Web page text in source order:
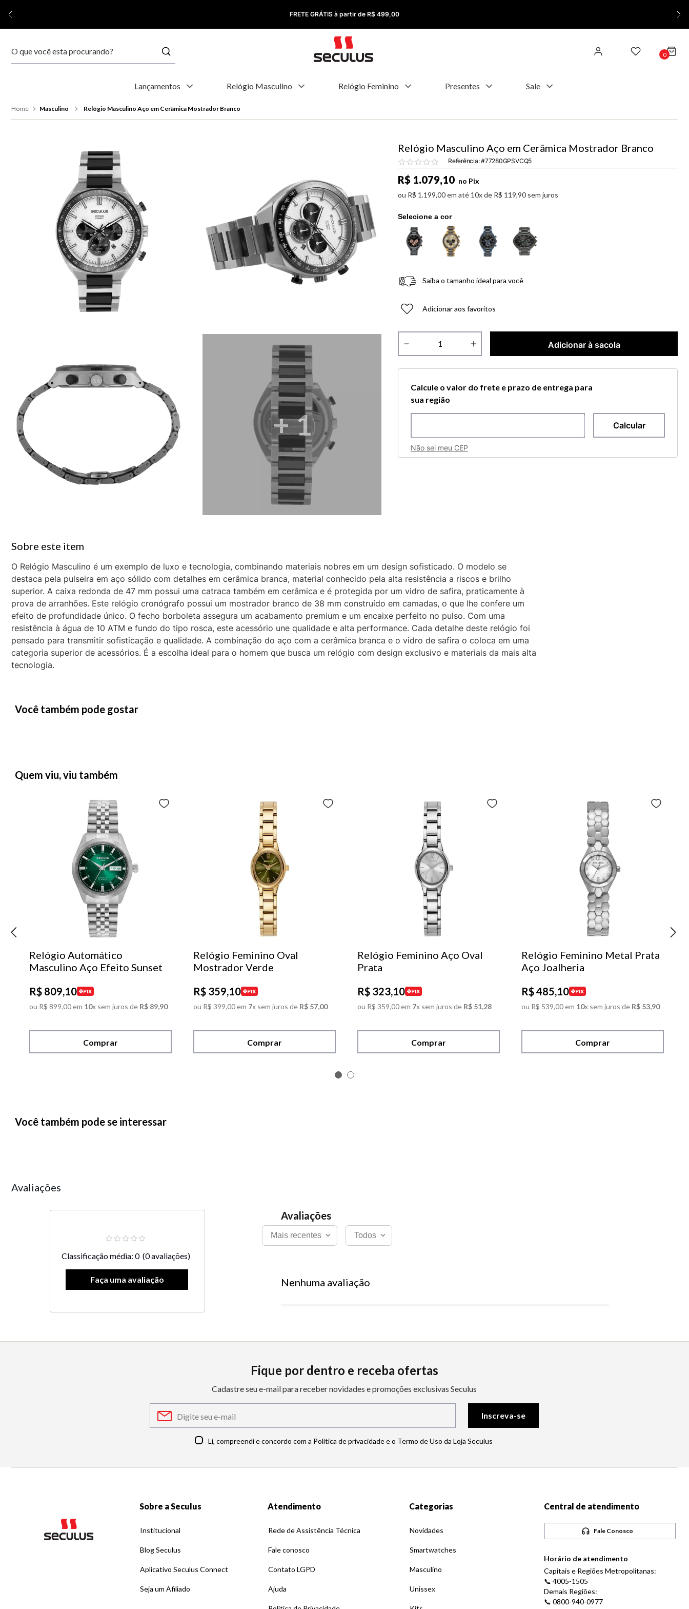
FRETE GRÁTIS à partir de R$ 499,00
0
Lançamentos Relógio Masculino Relógio Feminino Presentes Sale
Masculino Relógio Masculino Aço em Cerâmica Mostrador Branco
+1
Relógio Masculino Aço em Cerâmica Mostrador Branco
Referência: 77280GPSVCQ5
R$ 1.079,10 no Pix
ou R$ 1.199,00em até 10x de R$ 119,90 sem juros
Saiba o tamanho ideal para você
Adicionar aos favoritos
＋
－ Adicionar à sacola
Calcule o valor do frete e prazo de entrega para
sua região
Não sei meu CEP
O Relógio Masculino é um exemplo de luxo e tecnologia, combinando materiais nobres em um design sofisticado. O modelo se
destaca pela pulseira em aço sólido com detalhes em cerâmica branca, material conhecido pela alta resistência a riscos e brilho
superior. A caixa redonda de 47 mm possui uma catraca também em cerâmica e é protegida por um vidro de safira, praticamente à
prova de arranhões. Este relógio cronógrafo possui um mostrador branco de 38 mm construído em camadas, o que lhe confere um
efeito de profundidade único. O fecho borboleta assegura um acabamento premium e um encaixe perfeito no pulso. Com uma
resistência à água de 10 ATM e fundo do tipo rosca, este acessório une qualidade e alta performance. Cada detalhe deste relógio foi
pensado para transmitir sofisticação e qualidade. A combinação do aço com a cerâmica branca e o vidro de safira o coloca em uma
categoria superior de acessórios. É a escolha ideal para o homem que busca um relógio com design exclusivo e materiais da mais alta
tecnologia.
Você também pode gostar
Quem viu, viu também
Relógio Automático
Masculino Aço Efeito Sunset
R$ 809,10 PIX
ou R$ 899,00em 10x sem juros de R$ 89,90
Comprar
Relógio Feminino Oval
Mostrador Verde
R$ 359,10 PIX
ou R$ 399,00em 7x sem juros de R$ 57,00
Comprar
Relógio Feminino Aço Oval
Prata
R$ 323,10 PIX
ou R$ 359,00em 7x sem juros de R$ 51,28
Comprar
Relógio Feminino Metal Prata
Aço Joalheria
R$485,10 PIX
ou R$ 539,00em 10x sem juros de R$ 53,90
Comprar
Você também pode se interessar
Avaliações
Classificação média: 0 (0 avaliações)
Mais recentes Todos
Nenhuma avaliação
Fique por dentro e receba ofertas
Cadastre seu e-mail para receber novidades e promoções exclusivas Seculus
Inscreva-se
Li, compreendi e concordo com a Política de privacidade e o Termo de Uso da Loja Seculus
Sobre a Seculus
Institucional
Blog Seculus
Aplicativo Seculus Connect
Seja um Afiliado
Atendimento
Rede de Assistência Técnica
Fale conosco
Contato LGPD
Ajuda
Categorias
Novidades
Smartwatches
Masculino
Unissex
Central de atendimento
Fale Conosco
Horário de atendimento
Capitais e Regiões Metropolitanas:
📞 4005-1505
Demais Regiões:
📞 0800-940-0977
1 º relógio feminino
kyoto
automático
dourado
relógio feminino rose
quadrado